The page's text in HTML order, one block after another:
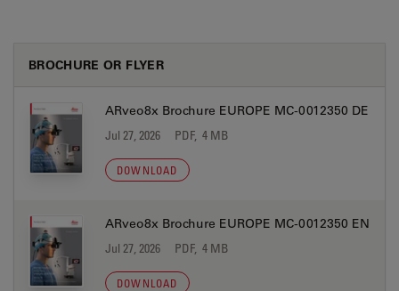
BROCHURE OR FLYER
ARveo8x Brochure EUROPE MC-0012350 DE
Jul 27, 2026 PDF, 4 MB
DOWNLOAD
ARveo8x Brochure EUROPE MC-0012350 EN
Jul 27, 2026 PDF, 4 MB
DOWNLOAD